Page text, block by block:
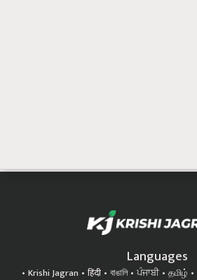
Languages
Krishi Jagran हिंदी বাঙালি ਪੰਜਾਬੀ தமிழ்